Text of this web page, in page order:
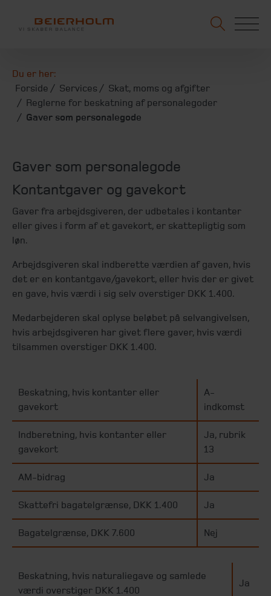
Du er her:
Forside
Services
Skat, moms og afgifter
Reglerne for beskatning af personalegoder
Gaver som personalegode
Gaver som personalegode
Kontantgaver og gavekort
Gaver fra arbejdsgiveren, der udbetales i kontanter
eller gives i form af et gavekort, er skattepligtig som
løn.
Arbejdsgiveren skal indberette værdien af gaven, hvis
det er en kontantgave/gavekort, eller hvis der er givet
en gave, hvis værdi i sig selv overstiger DKK 1.400.
Medarbejderen skal oplyse beløbet på selvangivelsen,
hvis arbejdsgiveren har givet flere gaver, hvis værdi
tilsammen overstiger DKK 1.400.
Beskatning, hvis kontanter eller
gavekort
A-
indkomst
Indberetning, hvis kontanter eller
gavekort
Ja, rubrik
13
AM-bidrag Ja
Skattefri bagatelgrænse, DKK 1.400 Ja
Bagatelgrænse, DKK 7.600 Nej
Beskatning, hvis naturaliegave og samlede
værdi overstiger DKK 1.400
Ja